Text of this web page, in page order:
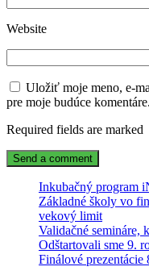
Website
Uložiť moje meno, e-
pre moje budúce komentáre.
Required fields are marked
Inkubačný program
Základné školy vo
vekový limit
Validačné semináre,
Odštartovali sme 9.
Finálové